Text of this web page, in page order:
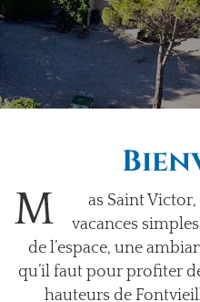
M as Saint Victor
vacances
de l’espace, une
qu’il faut pour profiter
hauteurs de